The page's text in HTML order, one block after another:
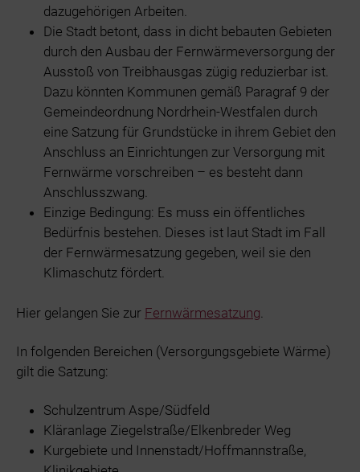
dazugehörigen Arbeiten.
Die Stadt betont, dass in dicht bebauten Gebieten
durch den Ausbau der Fernwärmeversorgung der
Ausstoß von Treibhausgas zügig reduzierbar ist.
Dazu könnten Kommunen gemäß Paragraf 9 der
Gemeindeordnung Nordrhein-Westfalen durch
eine Satzung für Grundstücke in ihrem Gebiet den
Anschluss an Einrichtungen zur Versorgung mit
Fernwärme vorschreiben – es besteht dann
Anschlusszwang.
Einzige Bedingung: Es muss ein öffentliches
Bedürfnis bestehen. Dieses ist laut Stadt im Fall
der Fernwärmesatzung gegeben, weil sie den
Klimaschutz fördert.
Hier gelangen Sie zur Fernwärmesatzung.
In folgenden Bereichen (Versorgungsgebiete Wärme)
gilt die Satzung:
Schulzentrum Aspe/Südfeld
Kläranlage Ziegelstraße/Elkenbreder Weg
Kurgebiete und Innenstadt/Hoffmannstraße,